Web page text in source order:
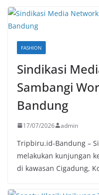
FASHION
Sindikasi
Sambangi
Bandung
17/07/2026 admin
Tripbiru.id-Bandung –
melakukan kunjungan
di kawasan Cigadung,